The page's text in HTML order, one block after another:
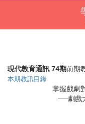
現代教育通訊 74期前期
本期教訊目錄
掌握戲劇
──劇戲